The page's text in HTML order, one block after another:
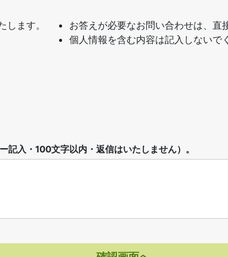
ます。
お答えが必要なお問い合わせは、直
個人情報を含む内容は記入しないで
入・100文字以内・返信はいたしません）。